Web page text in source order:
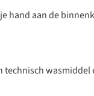
hand aan de
wasmiddel